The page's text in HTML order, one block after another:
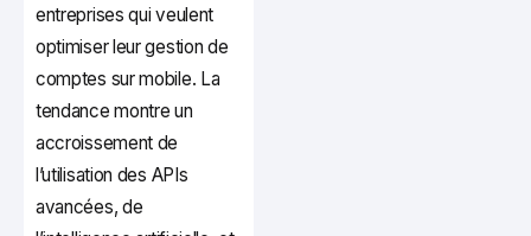
entreprises qui veulent
optimiser leur gestion de
comptes sur mobile. La
tendance montre un
accroissement de
l’utilisation des APIs
avancées, de